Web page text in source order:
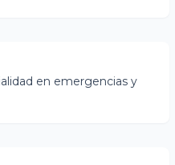
en emergencias y